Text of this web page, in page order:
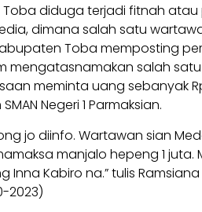
Toba diduga terjadi fitnah
dimana salah satu
Toba memposting
mengatasnamakan salah satu
meminta uang sebanyak
Negeri 1 Parmaksian.
jo diinfo. Wartawan sian
manjalo hepeng 1 juta.
Inna Kabiro na.” tulis
2023)